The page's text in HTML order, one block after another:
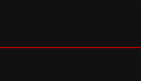
in acciaio da 15" (decade